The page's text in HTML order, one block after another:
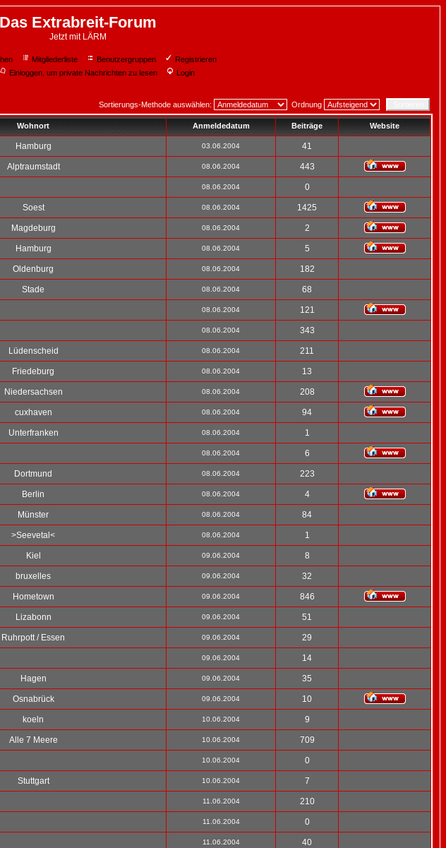
Das Extrabreit-Forum
Jetzt mit LÄRM
Mitgliederliste Benutzergruppen
Registrieren
Einloggen, um private Nachrichten zu lesen Login
Sortierungs-Methode auswählen: Ordnung
Wohnort Anmeldedatum Beiträge Website
Hamburg 03.06.2004 41
Alptraumstadt 08.06.2004 443
08.06.2004 0
Soest 08.06.2004 1425
Magdeburg 08.06.2004 2
Hamburg 08.06.2004 5
Oldenburg 08.06.2004 182
Stade 08.06.2004 68
08.06.2004 121
08.06.2004 343
Lüdenscheid 08.06.2004 211
Friedeburg 08.06.2004 13
Niedersachsen 08.06.2004 208
cuxhaven 08.06.2004 94
Unterfranken 08.06.2004 1
08.06.2004 6
Dortmund 08.06.2004 223
Berlin 08.06.2004 4
Münster 08.06.2004 84
>Seevetal< 08.06.2004 1
Kiel 09.06.2004 8
bruxelles 09.06.2004 32
Hometown 09.06.2004 846
Lizabonn 09.06.2004 51
Ruhrpott / Essen 09.06.2004 29
09.06.2004 14
Hagen 09.06.2004 35
Osnabrück 09.06.2004 10
koeln 10.06.2004 9
Alle 7 Meere 10.06.2004 709
10.06.2004 0
Stuttgart 10.06.2004 7
11.06.2004 210
11.06.2004 0
11.06.2004 40